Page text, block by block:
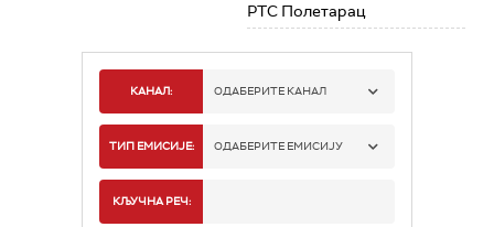
РТС Полетарац
КАНАЛ: ОДАБЕРИТЕ КАНАЛ
РТС 1
ТИП ЕМИСИЈЕ: ОДАБЕРИТЕ ЕМИСИЈУ
КЉУЧНА РЕЧ: